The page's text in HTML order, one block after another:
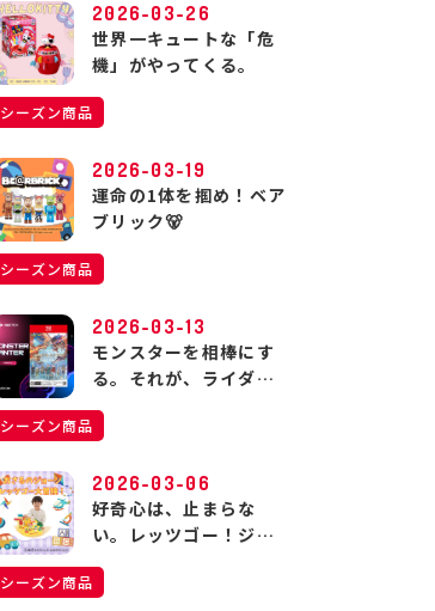
2026-03-26
世界一キュートな「危
機」がやってくる。
シーズン商品
2026-03-19
運命の1体を掴め！ベア
ブリック🐻
シーズン商品
2026-03-13
モンスターを相棒にす
る。それが、ライダー
の生きる道。
シーズン商品
2026-03-06
好奇心は、止まらな
い。レッツゴー！ジョ
ージの大冒険！
シーズン商品